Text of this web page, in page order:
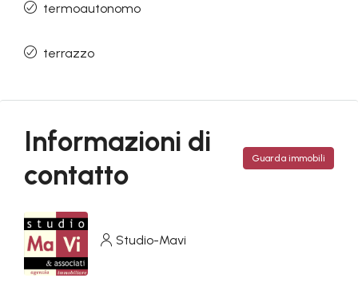
termoautonomo
terrazzo
Informazioni di
contatto
Guarda immobili
Studio-Mavi